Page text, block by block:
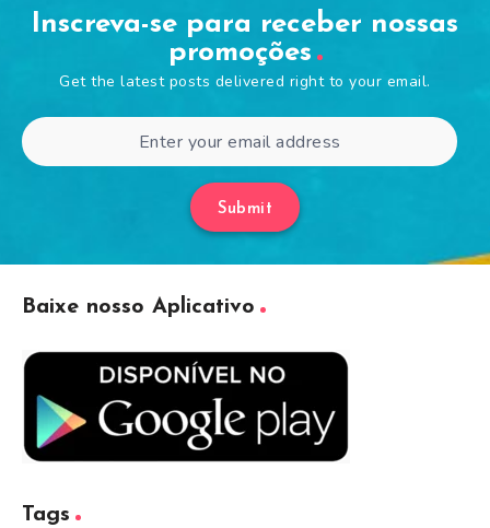
Inscreva-se para receber nossas
promoções
Get the latest posts delivered right to your email.
Submit
Baixe nosso Aplicativo
Tags